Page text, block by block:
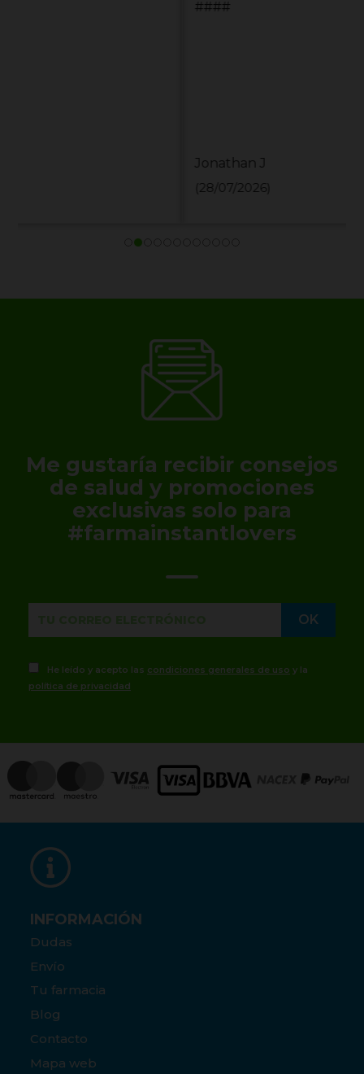
Me gustaría recibir consejos
de salud y promociones
exclusivas solo para
#farmainstantlovers
He leído y acepto las condiciones generales de uso y la
política de privacidad
INFORMACIÓN
Dudas
Envío
Tu farmacia
Blog
Contacto
Mapa web